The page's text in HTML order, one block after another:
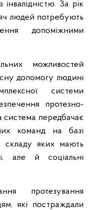
За рік
людей потребують
допоміжними
можливостей
допомогу людині
системи
протезно-
передбачає
команд на базі
складу яких мають
але й соціальні
протезування
які постраждали